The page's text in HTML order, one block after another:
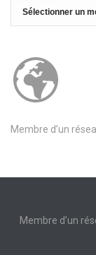
Archives
Membre d’un
Membre d’un